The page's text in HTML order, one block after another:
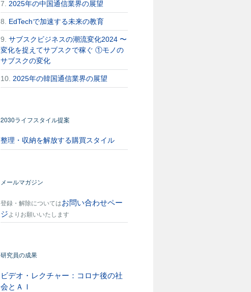
7. 2025年の中国通信業界の展望
8. EdTechで加速する未来の教育
9. サブスクビジネスの潮流変化2024 〜
変化を捉えてサブスクで稼ぐ ①モノの
サブスクの変化
10. 2025年の韓国通信業界の展望
2030ライフスタイル提案
整理・収納を解放する購買スタイル
メールマガジン
登録・解除についてはお問い合わせペー
ジよりお願いいたします
研究員の成果
ビデオ・レクチャー：コロナ後の社
会とＡＩ